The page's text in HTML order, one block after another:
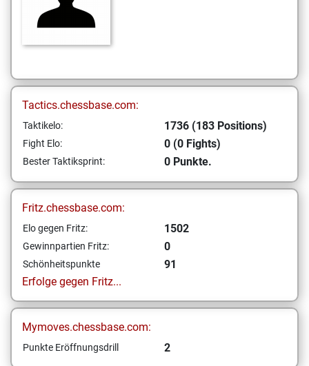
Tactics.chessbase.com:
Taktikelo: 1736 (183 Positions)
Fight Elo: 0 (0 Fights)
Bester Taktiksprint: 0 Punkte.
Fritz.chessbase.com:
Elo gegen Fritz: 1502
Gewinnpartien Fritz: 0
Schönheitspunkte
91
Erfolge gegen Fritz...
Mymoves.chessbase.com:
Punkte Eröffnungsdrill 2